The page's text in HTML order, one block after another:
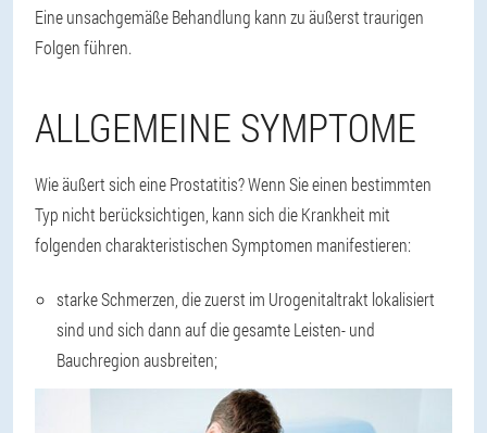
Eine unsachgemäße Behandlung kann zu äußerst traurigen
Folgen führen.
ALLGEMEINE SYMPTOME
Wie äußert sich eine Prostatitis? Wenn Sie einen bestimmten
Typ nicht berücksichtigen, kann sich die Krankheit mit
folgenden charakteristischen Symptomen manifestieren:
starke Schmerzen, die zuerst im Urogenitaltrakt lokalisiert
sind und sich dann auf die gesamte Leisten- und
Bauchregion ausbreiten;